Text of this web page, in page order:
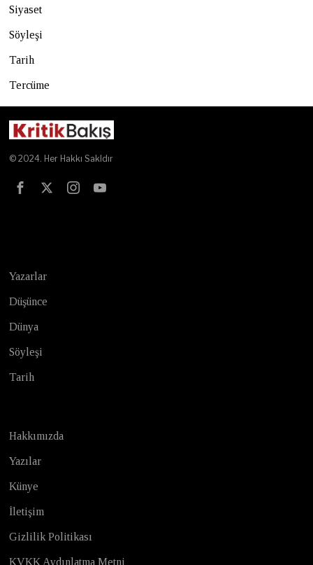
Siyaset
Söyleşi
Tarih
Tercüme
© 2024. Her Hakkı Sakldır
Yazarlar
Düşünce
Dünya
Söyleşi
Tarih
Hakkımızda
Yazılar
Künye
İletişim
Gizlilik Politikası
KVKK Aydınlatma Metni